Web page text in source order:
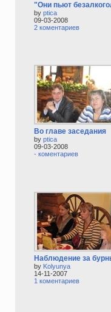
"Они пьют
by ptica
09-03-2008
2 коментариев
Во главе заседания
by ptica
09-03-2008
- коментариев
Наблюдение за
by Kolyunya
14-11-2007
1 коментариев